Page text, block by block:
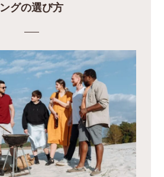
ングの選び方